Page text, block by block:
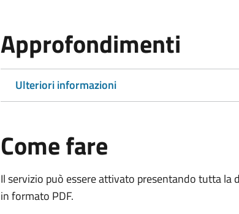
Approfondimenti
Ulteriori informazioni
Come fare
Il servizio può essere attivato presentando tutta
in formato PDF.